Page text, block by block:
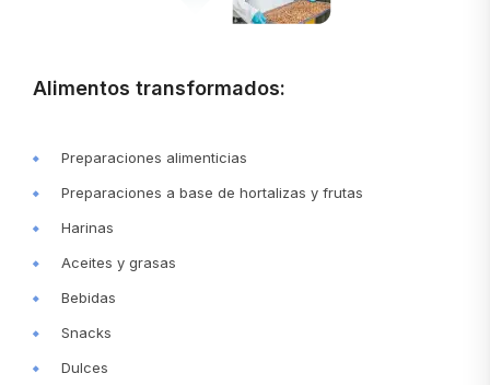
Alimentos transformados:
Preparaciones alimenticias
Preparaciones a base de hortalizas y frutas
Harinas
Aceites y grasas
Bebidas
Snacks
Dulces